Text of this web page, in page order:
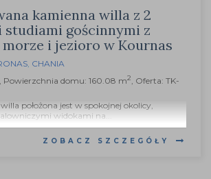
kamienna willa z 2
studiami gościnnymi z
i jezioro w Kournas
, CHANIA
, Powierzchnia domu: 160.08 m2, Oferta: TK-
położona jest w spokojnej okolicy,
widokami na...
ZOBACZ SZCZEGÓŁY